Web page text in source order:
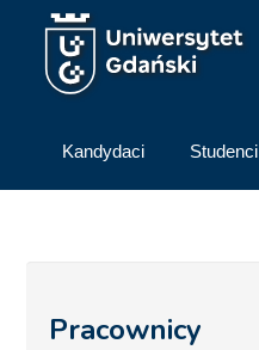
Przejdź do treści
Kandydaci Studenci
Pracownicy